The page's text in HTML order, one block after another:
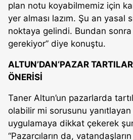
plan notu koyabilmemiz için
yer alması lazım. Şu an yasal
noktaya gelindi. Bundan
gerekiyor” diye konuştu.
ALTUN’DAN‘PAZAR
ÖNERİSİ
Taner Altun’un pazarlarda
olabilir mi sorusunu
uygulamaya dikkat çekerek
“Pazarcıların da,